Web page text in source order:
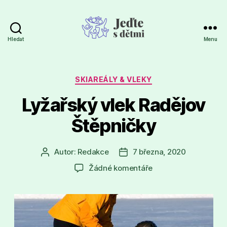
Hledat Menu
Rubriky
SKIAREÁLY & VLEKY
Lyžařský vlek Radějov
Štěpničky
Autor
příspěvku
Autor: Redakce
Datum
příspěvku
7 března, 2020
Žádné komentářeu
názvem
Lyžařský
vlek